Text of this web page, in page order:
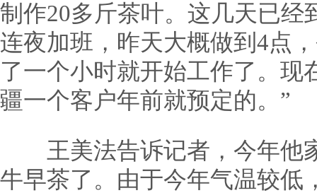
制作20多斤茶叶。这几天已经
连夜加班，昨天大概做到4点
了一个小时就开始工作了。现
疆一个客户年前就预定的。”
王美法告诉记者，今年他
牛早茶了。由于今年气温较低